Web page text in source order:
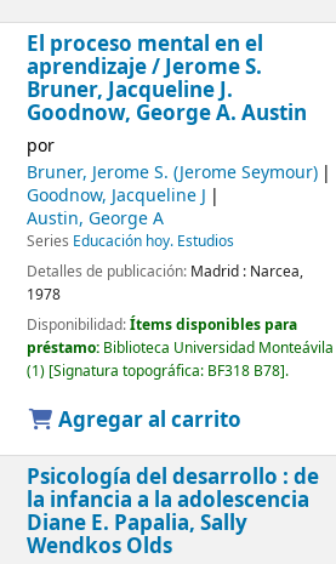
El proceso mental en el
aprendizaje /Jerome S.
Bruner, Jacqueline J.
Goodnow, George A. Austin
por
Bruner, Jerome S. (Jerome Seymour)
Goodnow, Jacqueline J
Austin, George A
Series Educación hoy. Estudios
Detalles de publicación: Madrid : Narcea,
1978
Disponibilidad:Ítems disponibles para
préstamo: Biblioteca Universidad Monteávila
(1) Signatura topográfica: BF318 B78 .
Agregar al carrito
Psicología del desarrollo : de
la infancia a la adolescencia
Diane E. Papalia, Sally
Wendkos Olds